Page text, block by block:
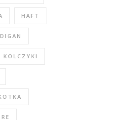
HAFT
KOLCZYKI